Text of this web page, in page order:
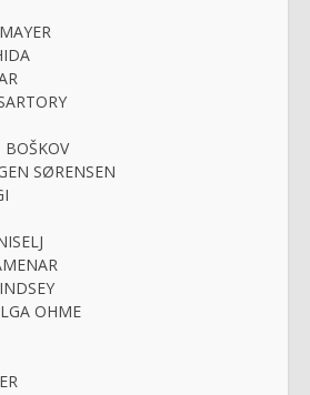
BOŠKOV
SØRENSEN
OHME